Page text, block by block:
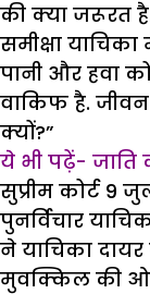
की क्या जरूरत
समीक्षा
पानी और हवा
वाकिफ है. जीवन
क्यों?”
ये भी पढ़ें- जाति
सुप्रीम कोर्ट 9
पुनर्विचार
ने याचिका
मुवक्किल की